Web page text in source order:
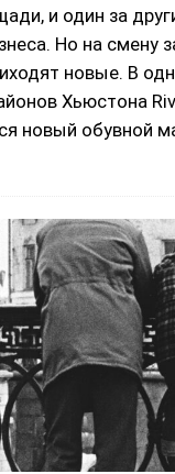
и один за
Но на смену
новые. В
Хьюстона
новый обувной